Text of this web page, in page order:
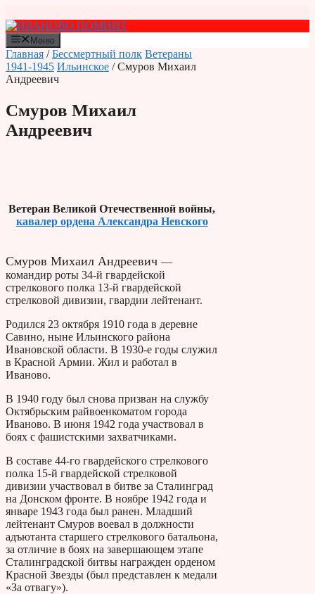
к
содержимому
Меню
Главная /Бессмертный полк Ветераны
1941-1945 Ильинское / Смуров Михаил
Андреевич
Смуров Михаил
Андреевич
Ветеран Великой Отечественной войны,
кавалер ордена Александра Невского
Смуров Михаил Андреевич —
командир роты 34-й гвардейской
стрелкового полка 13-й гвардейской
стрелковой дивизии, гвардии лейтенант.
Родился 23 октября 1910 года в деревне
Савино, ныне Ильинского района
Ивановской области. В 1930-е годы служил
в Красной Армии. Жил и работал в
Иваново.
В 1940 году был снова призван на службу
Октябрьским райвоенкоматом города
Иваново. В июня 1942 года участвовал в
боях с фашистскими захватчиками.
В составе 44-го гвардейского стрелкового
полка 15-й гвардейской стрелковой
дивизии участвовал в битве за Сталинград
на Донском фронте. В ноябре 1942 года и
январе 1943 года был ранен. Младший
лейтенант Смуров воевал в должности
адъютанта старшего стрелкового батальона,
за отличие в боях на завершающем этапе
Сталинградской битвы награжден орденом
Красной Звезды (был представлен к медали
«За отвагу»).